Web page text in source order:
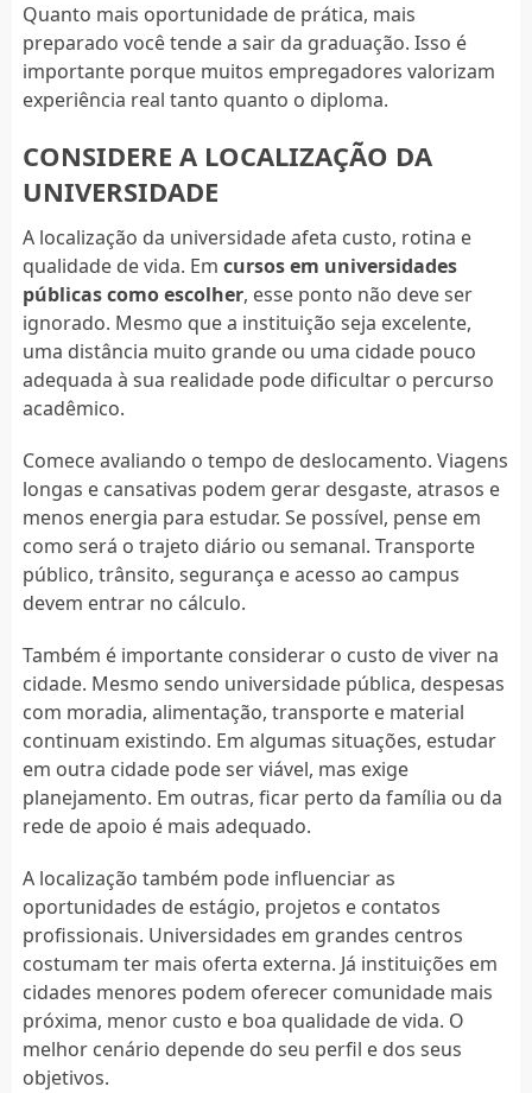
Quanto mais oportunidade de prática, mais
preparado você tende a sair da graduação. Isso é
importante porque muitos empregadores valorizam
experiência real tanto quanto o diploma.
CONSIDERE A LOCALIZAÇÃO DA
UNIVERSIDADE
A localização da universidade afeta custo, rotina e
qualidade de vida. Em cursos em universidades
públicas como escolher, esse ponto não deve ser
ignorado. Mesmo que a instituição seja excelente,
uma distância muito grande ou uma cidade pouco
adequada à sua realidade pode dificultar o percurso
acadêmico.
Comece avaliando o tempo de deslocamento. Viagens
longas e cansativas podem gerar desgaste, atrasos e
menos energia para estudar. Se possível, pense em
como será o trajeto diário ou semanal. Transporte
público, trânsito, segurança e acesso ao campus
devem entrar no cálculo.
Também é importante considerar o custo de viver na
cidade. Mesmo sendo universidade pública, despesas
com moradia, alimentação, transporte e material
continuam existindo. Em algumas situações, estudar
em outra cidade pode ser viável, mas exige
planejamento. Em outras, ficar perto da família ou da
rede de apoio é mais adequado.
A localização também pode influenciar as
oportunidades de estágio, projetos e contatos
profissionais. Universidades em grandes centros
costumam ter mais oferta externa. Já instituições em
cidades menores podem oferecer comunidade mais
próxima, menor custo e boa qualidade de vida. O
melhor cenário depende do seu perfil e dos seus
objetivos.